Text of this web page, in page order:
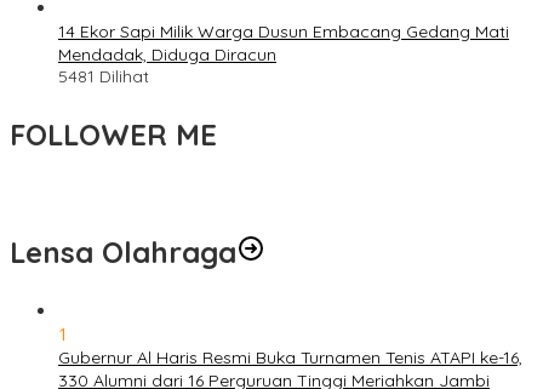
14 Ekor Sapi Milik Warga Dusun Embacang Gedang Mati
Mendadak, Diduga Diracun
5481 Dilihat
FOLLOWER ME
Lensa Olahraga
1
Gubernur Al Haris Resmi Buka Turnamen Tenis ATAPI ke-16,
330 Alumni dari 16 Perguruan Tinggi Meriahkan Jambi